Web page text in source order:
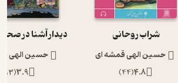
شراب روحانی
حسین الهی قمشه ای
4.8
(
44
)
حسین الهی
3.9
(
93